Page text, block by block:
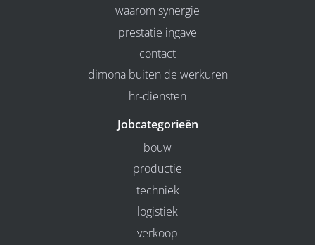
waarom synergie
prestatie ingave
contact
dimona buiten de werkuren
hr-diensten
Jobcategorieën
bouw
productie
techniek
logistiek
verkoop